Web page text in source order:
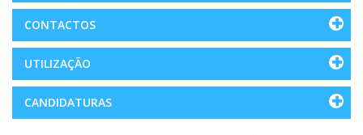
CONTACTOS
UTILIZAÇÃO
CANDIDATURAS